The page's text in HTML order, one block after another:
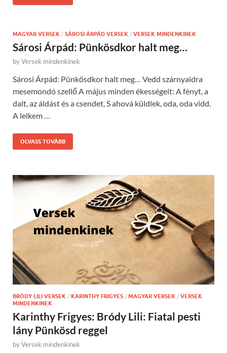
MAGYAR VERSEK / SÁROSI ÁRPÁD VERSEK / VERSEK MINDENKINEK
Sárosi Árpád: Pünkösdkor halt meg…
byVersek mindenkinek
Sárosi Árpád: Pünkösdkor halt meg… Vedd szárnyaidra
mesemondó szellő A május minden ékességeit: A fényt, a
dalt, az áldást és a csendet, S ahová küldlek, oda, oda vidd.
A lelkem …
OLVASS TOVÁBB
BRÓDY LILI VERSEK / KARINTHY FRIGYES / MAGYAR VERSEK / VERSEK
MINDENKINEK
Karinthy Frigyes: Bródy Lili: Fiatal pesti
lány Pünkösd reggel
byVersek mindenkinek